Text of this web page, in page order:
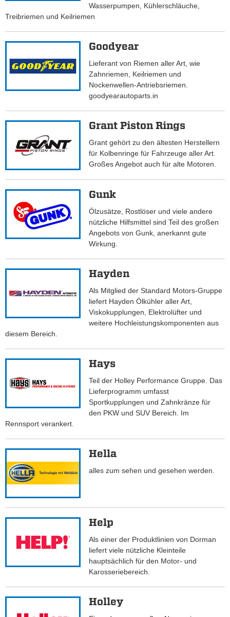
Wasserpumpen, Kühlerschläuche,
Treibriemen und Keilriemen
Goodyear
Lieferant von Riemen aller Art, wie
Zahnriemen, Keilriemen und
Nockenwellen-Antriebsriemen.
goodyearautoparts.in
Grant Piston Rings
Grant gehört zu den ältesten Herstellern
für Kolbenringe für Fahrzeuge aller Art.
Großes Angebot auch für alte Motoren.
Gunk
Ölzusätze, Rostlöser und viele andere
nützliche Hilfsmittel sind Teil des großen
Angebots von Gunk, anerkannt gute
Wirkung.
Hayden
Als Mitglied der Standard Motors-Gruppe
liefert Hayden Ölkühler aller Art,
Viskokupplungen, Elektrolüfter und
weitere Hochleistungskomponenten aus
diesem Bereich.
Hays
Teil der Holley Performance Gruppe. Das
Lieferprogramm umfasst
Sportkupplungen und Zahnkränze für
den PKW und SUV Bereich. Im
Rennsport verankert.
Hella
alles zum sehen und gesehen werden.
Help
Als einer der Produktlinien von Dorman
liefert viele nützliche Kleinteile
hauptsächlich für den Motor- und
Karosseriebereich.
Holley